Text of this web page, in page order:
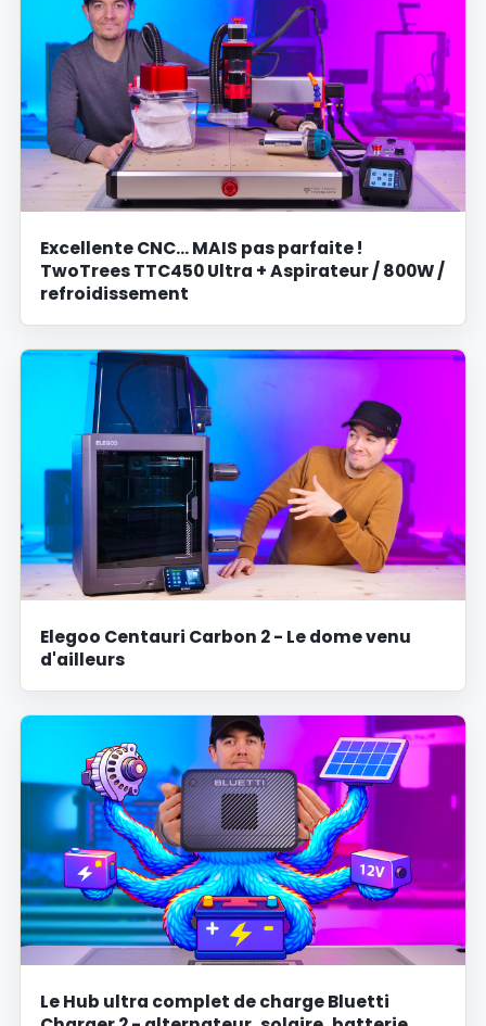
Excellente CNC… MAIS pas parfaite !
TwoTrees TTC450 Ultra + Aspirateur / 800W /
refroidissement
Elegoo Centauri Carbon 2 - Le dome venu
d'ailleurs
Le Hub ultra complet de charge Bluetti